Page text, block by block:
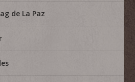
de La Paz